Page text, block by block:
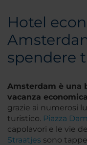
Hotel
spendere
Amsterdam è una
vacanza economica
grazie ai numerosi
turistico. Piazza Dam
capolavori e le vie
Straatjes sono